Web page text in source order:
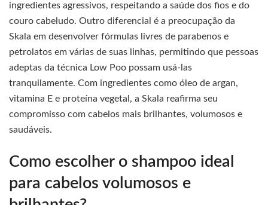
ingredientes agressivos, respeitando a saúde dos fios e do
couro cabeludo. Outro diferencial é a preocupação da
Skala em desenvolver fórmulas livres de parabenos e
petrolatos em várias de suas linhas, permitindo que pessoas
adeptas da técnica Low Poo possam usá-las
tranquilamente. Com ingredientes como óleo de argan,
vitamina E e proteína vegetal, a Skala reafirma seu
compromisso com cabelos mais brilhantes, volumosos e
saudáveis.
Como escolher o shampoo ideal
para cabelos volumosos e